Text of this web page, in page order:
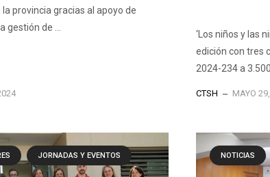
provincia gracias al apoyo de
gestión de ...
‘Los niños y las
edición con tres
2024-234 a 3.500
CTSH MAYO
JORNADAS Y EVENTOS NOTICIAS